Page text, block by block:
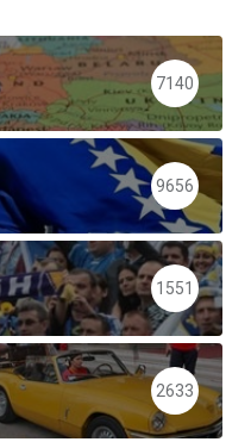
7140
9656
1551
2633